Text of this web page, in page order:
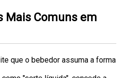
Mais Comuns em
que o bebedor assuma a forma